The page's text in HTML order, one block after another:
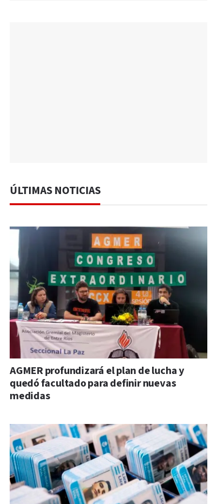
ÚLTIMAS NOTICIAS
AGMER profundizará el plan de lucha y
quedó facultado para definir nuevas
medidas